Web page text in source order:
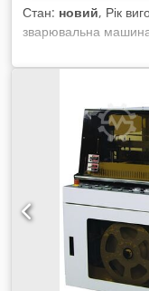
Стан: новий, Рік
зварювальна
Ідеально підходить
SHRINKtunnel-POF-
автоматичного
автоматичне, так і
Adysf - Технічні
тактів машини на
максимальні
мм ширина, 150 мм
енергоспоживання:
бар/0,1 м³/хв;
Зверніть увагу, що
нижчі за типові
звертайтеся до